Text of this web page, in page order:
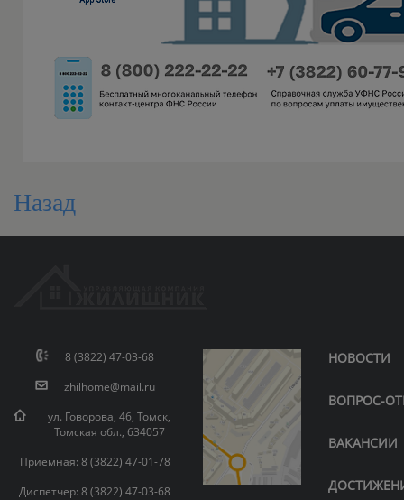
Назад
8 (3822) 47-03-68
zhilhome@mail.ru
ул. Говорова, 46, Томск,
Томская обл., 634057
Приемная: 8 (3822) 47-01-78
Диспетчер: 8 (3822) 47-03-68
НОВОСТИ
ВОПРОС-
ВАКАНСИИ